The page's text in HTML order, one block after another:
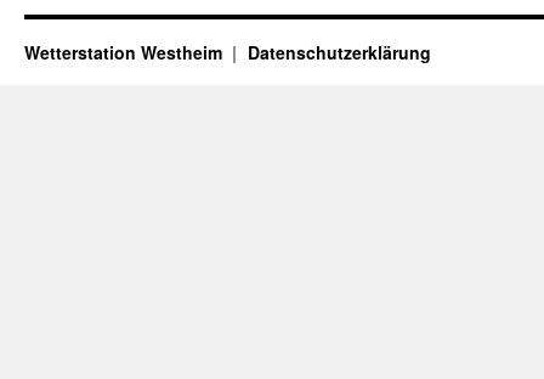
Wetterstation Westheim Datenschutzerklärung